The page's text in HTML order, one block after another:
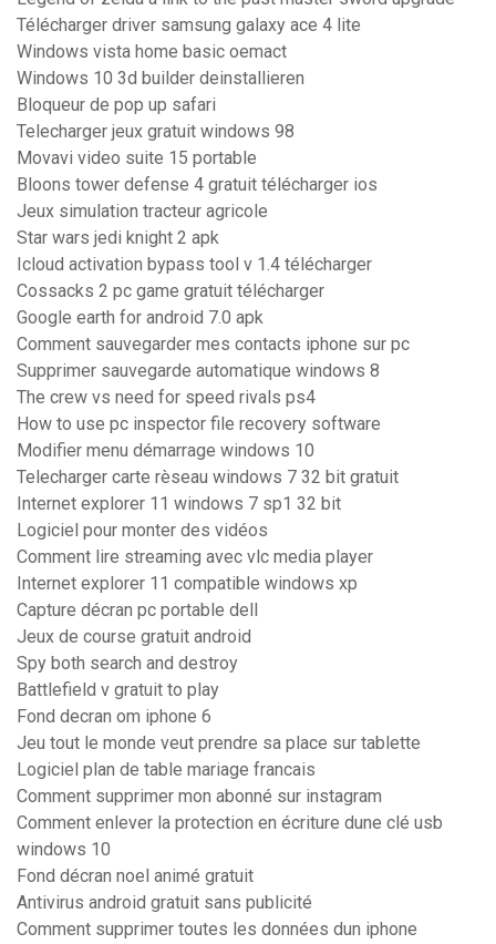
Télécharger driver samsung galaxy ace 4 lite
Windows vista home basic oemact
Windows 10 3d builder deinstallieren
Bloqueur de pop up safari
Telecharger jeux gratuit windows 98
Movavi video suite 15 portable
Bloons tower defense 4 gratuit télécharger ios
Jeux simulation tracteur agricole
Star wars jedi knight 2 apk
Icloud activation bypass tool v 1.4 télécharger
Cossacks 2 pc game gratuit télécharger
Google earth for android 7.0 apk
Comment sauvegarder mes contacts iphone sur pc
Supprimer sauvegarde automatique windows 8
The crew vs need for speed rivals ps4
How to use pc inspector file recovery software
Modifier menu démarrage windows 10
Telecharger carte rèseau windows 7 32 bit gratuit
Internet explorer 11 windows 7 sp1 32 bit
Logiciel pour monter des vidéos
Comment lire streaming avec vlc media player
Internet explorer 11 compatible windows xp
Capture décran pc portable dell
Jeux de course gratuit android
Spy both search and destroy
Battlefield v gratuit to play
Fond decran om iphone 6
Jeu tout le monde veut prendre sa place sur tablette
Logiciel plan de table mariage francais
Comment supprimer mon abonné sur instagram
Comment enlever la protection en écriture dune clé usb
windows 10
Fond décran noel animé gratuit
Antivirus android gratuit sans publicité
Comment supprimer toutes les données dun iphone